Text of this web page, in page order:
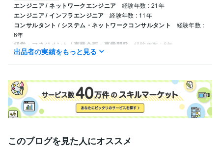
エンジニア / ネットワークエンジニア 経験年数 : 21年
エンジニア / インフラエンジニア 経験年数 : 11年
コンサルタント / システム・ネットワークコンサルタント
経験年数 :
6年
経営・マネジメント / 事業企画・事業開発 経験年数 : 6年
PMP（Project Management Professional） 取得年 : 2020年
プログラミング言語・フレームワーク
オンプレミス:20年 JP1:10年Ubuntu:10年
WordPress:10年 Excel:20年 Google サイト:15年
Google スプレッドシート:10年PowerPoint:20年
出品者の実績をもっと見る
このブログを見た人にオススメ